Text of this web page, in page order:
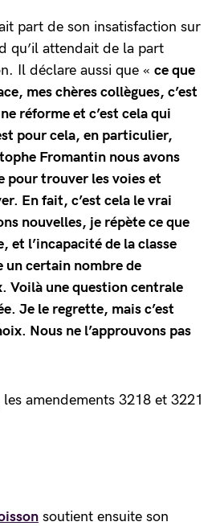
part de son insatisfaction sur
qu’il attendait de la part
Il déclare aussi que « ce que
mes chères collègues, c’est
réforme et c’est cela qui
pour cela, en particulier,
Fromantin nous avons
pour trouver les voies et
En fait, c’est cela le vrai
nouvelles, je répète ce que
et l’incapacité de la classe
un certain nombre de
Voilà une question centrale
Je le regrette, mais c’est
Nous ne l’approuvons pas
amendements 3218 et 3221
soutient ensuite son